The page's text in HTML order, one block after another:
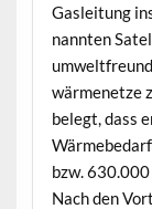
Gasleitung
nan­nten
wärmenet­ze
belegt, dass
bzw.
Nach den